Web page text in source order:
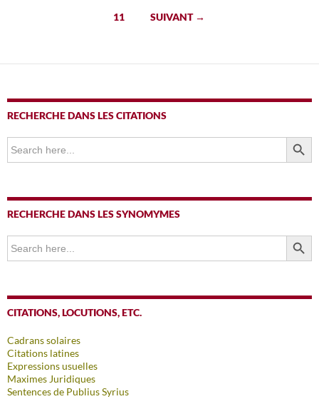
11 SUIVANT →
RECHERCHE DANS LES CITATIONS
Search
for:
SEARCH
RECHERCHE DANS LES SYNOMYMES
Search
for:
SEARCH
CITATIONS, LOCUTIONS, ETC.
Cadrans solaires
Citations latines
Expressions usuelles
Maximes Juridiques
Sentences de Publius Syrius